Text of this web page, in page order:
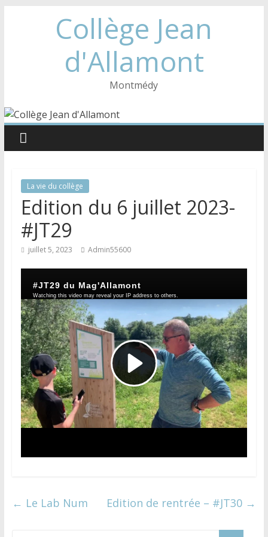
Collège Jean
d'Allamont
Montmédy
La vie du collège
Edition du 6 juillet 2023-
#JT29
juillet 5, 2023 Admin55600
← Le Lab Num Edition de rentrée – #JT30 →